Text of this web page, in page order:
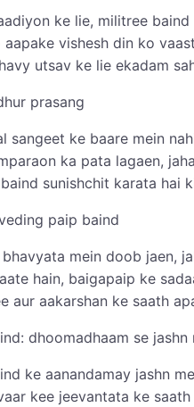
ke lie, militree
vishesh din ko
utsav ke lie ekadam
prasang
sangeet ke baare mein
ka pata lagaen,
sunishchit karata hai
paip baind
mein doob jaen,
hain, baigapaip ke
aakarshan ke saath
dhoomadhaam se jashn
ke aanandamay jashn
kee jeevantata ke